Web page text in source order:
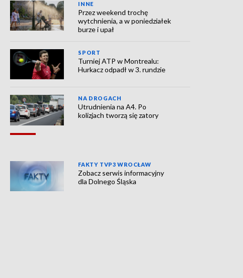
INNE
Przez weekend trochę
wytchnienia, a w poniedziałek
burze i upał
SPORT
Turniej ATP w Montrealu:
Hurkacz odpadł w 3. rundzie
NA DROGACH
Utrudnienia na A4. Po
kolizjach tworzą się zatory
FAKTY TVP3 WROCŁAW
Zobacz serwis informacyjny
dla Dolnego Śląska